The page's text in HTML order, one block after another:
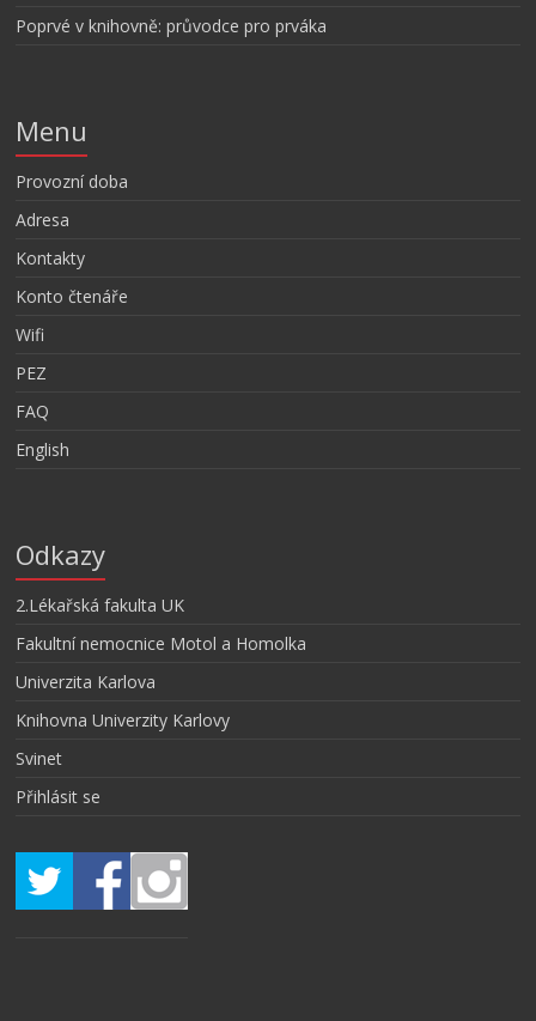
Poprvé v knihovně: průvodce pro prváka
Menu
Provozní doba
Adresa
Kontakty
Konto čtenáře
Wifi
PEZ
FAQ
English
Odkazy
2.Lékařská fakulta UK
Fakultní nemocnice Motol a Homolka
Univerzita Karlova
Knihovna Univerzity Karlovy
Svinet
Přihlásit se